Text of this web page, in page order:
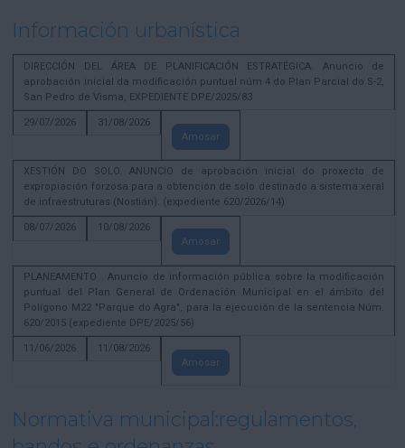
Información urbanística
DIRECCIÓN DEL ÁREA DE PLANIFICACIÓN ESTRATÉGICA. Anuncio de
aprobación inicial da modificación puntual núm 4 do Plan Parcial do S-2,
San Pedro de Visma, EXPEDIENTE DPE/2025/83
29/07/2026
31/08/2026
Amosar
XESTIÓN DO SOLO. ANUNCIO de aprobación inicial do proxecto de
expropiación forzosa para a obtención de solo destinado a sistema xeral
de infraestruturas (Nostián). (expediente 620/2026/14)
08/07/2026
10/08/2026
Amosar
PLANEAMENTO . Anuncio de información pública sobre la modificación
puntual del Plan General de Ordenación Municipal en el ámbito del
Polígono M22 "Parque do Agra", para la ejecución de la sentencia Núm.
620/2015 (expediente DPE/2025/56)
11/06/2026
11/08/2026
Amosar
Normativa municipal:regulamentos,